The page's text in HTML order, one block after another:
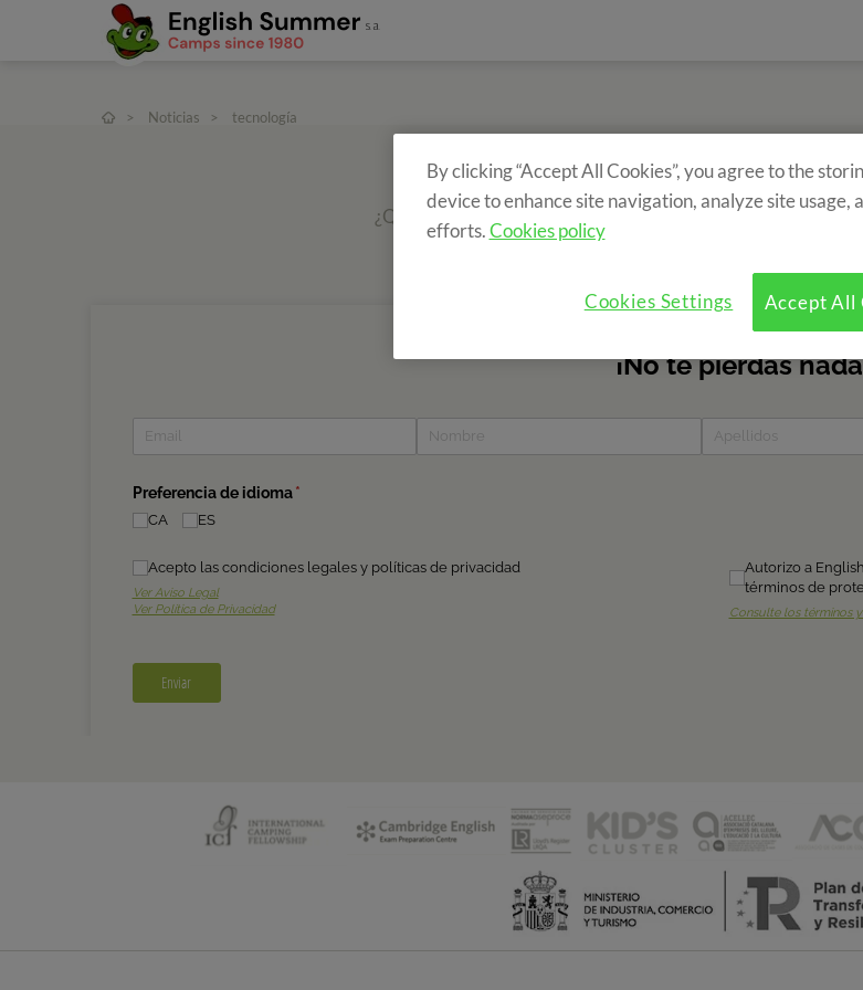
> Noticias > tecnología
Subscríbete a nuestro
¿Quieres recibir información sobre nuestros campamentos?
By clicking “Accept All Cookies”, you agree to the
device to enhance site navigation, analyze site usage,
efforts.Cookies policy
Accept All
Cookies Settings